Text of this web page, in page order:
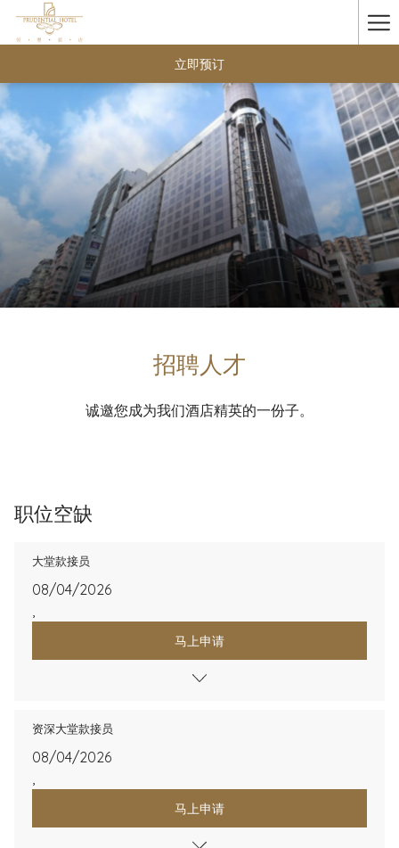
立即预订
招聘人才
诚邀您成为我们酒店精英的一份子。
职位空缺
大堂款接员
08/04/2026
,
马上申请
资深大堂款接员
08/04/2026
马上申请